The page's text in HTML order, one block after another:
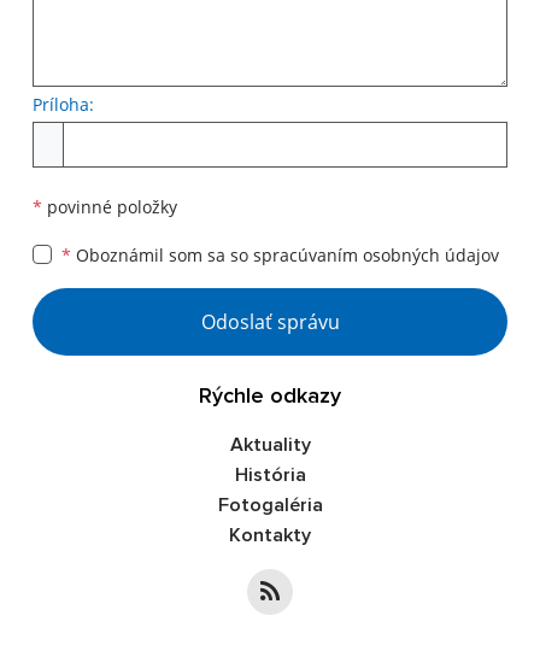
Príloha:
* povinné položky
* Oboznámil som sa so spracúvaním osobných údajov
Odoslať správu
Rýchle odkazy
Aktuality
História
Fotogaléria
Kontakty